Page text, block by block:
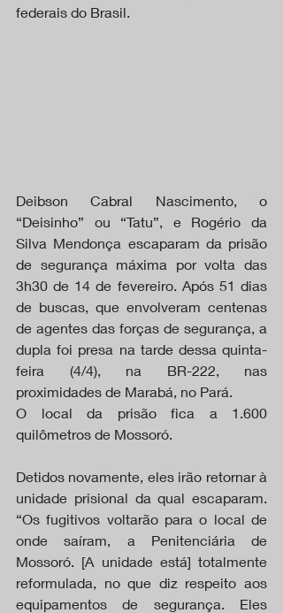
federais do Brasil.
Deibson Cabral Nascimento, o
“Deisinho” ou “Tatu”, e Rogério da
Silva Mendonça escaparam da prisão
de segurança máxima por volta das
3h30 de 14 de fevereiro. Após 51 dias
de buscas, que envolveram centenas
de agentes das forças de segurança, a
dupla foi presa na tarde dessa quinta-
feira (4/4), na BR-222, nas
proximidades de Marabá, no Pará.
O local da prisão fica a 1.600
quilômetros de Mossoró.
Detidos novamente, eles irão retornar à
unidade prisional da qual escaparam.
“Os fugitivos voltarão para o local de
onde saíram, a Penitenciária de
Mossoró. [A unidade está] totalmente
reformulada, no que diz respeito aos
equipamentos de segurança. Eles